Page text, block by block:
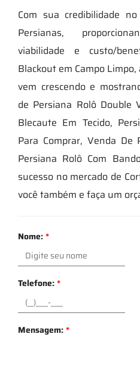
Com sua credibilidade
Persianas,
viabilidade e custo/
Blackout em Campo
vem crescendo e
de Persiana Rolô Double
Blecaute Em Tecido,
Para Comprar, Venda De
Persiana Rolô Com
sucesso no mercado de
você também e faça um
Nome:*
Telefone:*
Mensagem:*